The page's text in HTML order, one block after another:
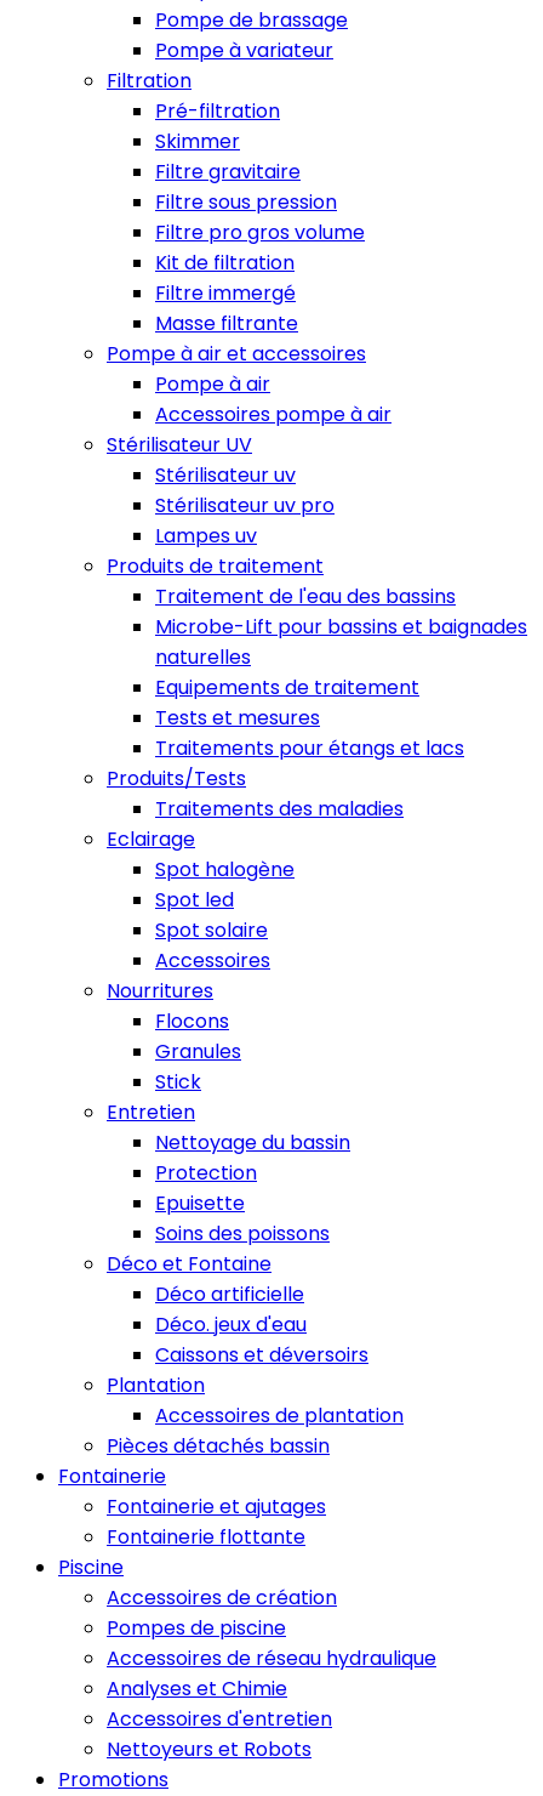
Pompe de brassage
Pompe à variateur
Filtration
Pré-filtration
Skimmer
Filtre gravitaire
Filtre sous pression
Filtre pro gros volume
Kit de filtration
Filtre immergé
Masse filtrante
Pompe à air et accessoires
Pompe à air
Accessoires pompe à air
Stérilisateur UV
Stérilisateur uv
Stérilisateur uv pro
Lampes uv
Produits de traitement
Traitement de l'eau des bassins
Microbe-Lift pour bassins et baignades
naturelles
Equipements de traitement
Tests et mesures
Traitements pour étangs et lacs
Produits/Tests
Traitements des maladies
Eclairage
Spot halogène
Spot led
Spot solaire
Accessoires
Nourritures
Flocons
Granules
Stick
Entretien
Nettoyage du bassin
Protection
Epuisette
Soins des poissons
Déco et Fontaine
Déco artificielle
Déco. jeux d'eau
Caissons et déversoirs
Plantation
Accessoires de plantation
Pièces détachés bassin
Fontainerie
Fontainerie et ajutages
Fontainerie flottante
Piscine
Accessoires de création
Pompes de piscine
Accessoires de réseau hydraulique
Analyses et Chimie
Accessoires d'entretien
Nettoyeurs et Robots
Promotions